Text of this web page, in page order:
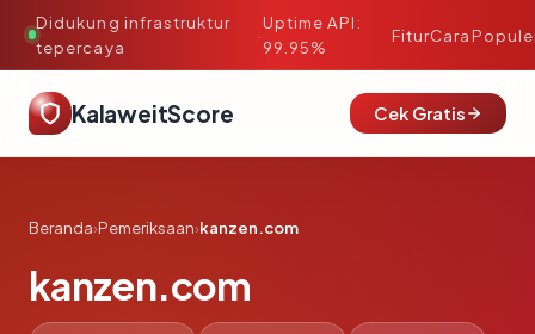
Didukung infrastruktur
tepercaya
·
Uptime API:
99.95%
FiturCara
KalaweitScore Cek Gratis
Beranda›Pemeriksaan›kanzen.com
kanzen.com